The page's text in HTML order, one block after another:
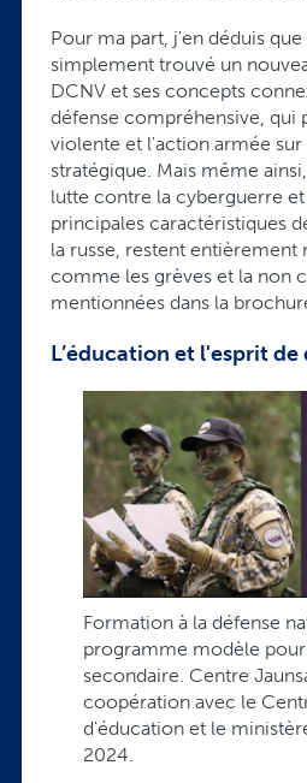
Pour ma part, j'en déduis
simplement trouvé un
DCNV et ses concepts
défense compréhensive, qui
violente et l'action armée
stratégique. Mais même
lutte contre la cyberguerre
principales caractéristiques
la russe, restent
comme les grèves et la non
mentionnées dans la
L’éducation et l'esprit de
Formation à la défense
programme modèle
secondaire. Centre
coopération avec le
d'éducation et le
2024.